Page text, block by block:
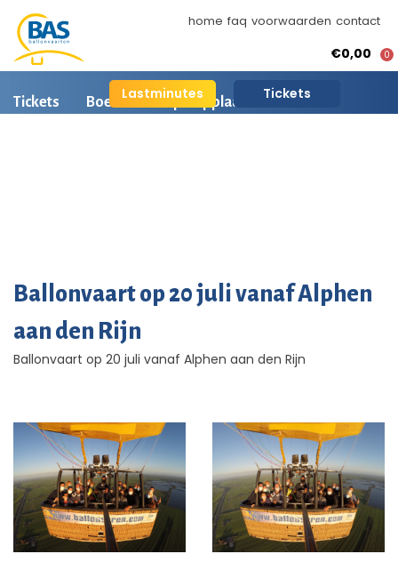
home faq voorwaarden contact
Lastminutes Tickets
€0,00 0
Tickets Boeken Opstapplaatsen
Ballonvaart op 20 juli vanaf Alphen
aan den Rijn
Ballonvaart op 20 juli vanaf Alphen aan den Rijn